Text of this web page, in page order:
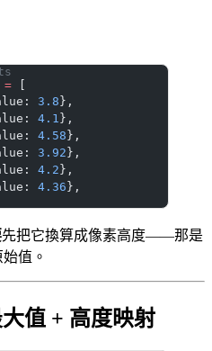
=
3.8 },
4.1 },
4.58 },
3.92 },
4.2 },
4.36 },
先把它換算成像素高度——那是
值。
值 + 高度映射